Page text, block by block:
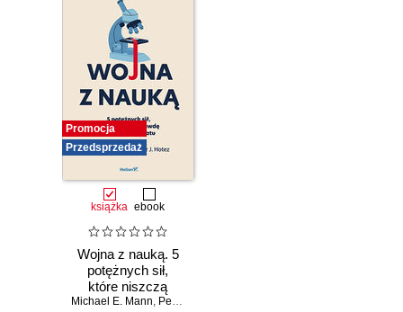
Promocja
Przedsprzedaż
książka ebook
Wojna z nauką. 5
potężnych sił,
które niszczą
prawdę i zagrażają
Michael E. Mann, Peter J. Hotez